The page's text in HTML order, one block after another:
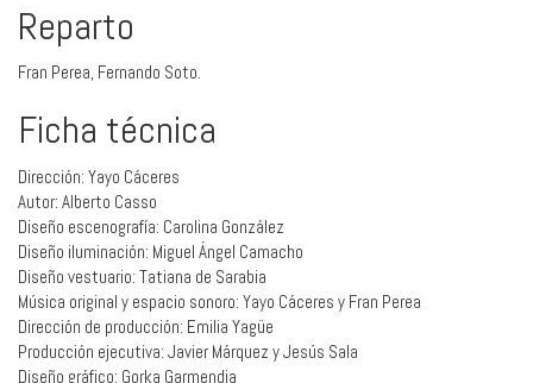
Reparto
Fran Perea, Fernando Soto.
Ficha técnica
Dirección: Yayo Cáceres
Autor: Alberto Casso
Diseño escenografía: Carolina González
Diseño iluminación: Miguel Ángel Camacho
Diseño vestuario: Tatiana de Sarabia
Música original y espacio sonoro: Yayo Cáceres y Fran Perea
Dirección de producción: Emilia Yagüe
Producción ejecutiva: Javier Márquez y Jesús Sala
Diseño gráfico: Gorka Garmendia